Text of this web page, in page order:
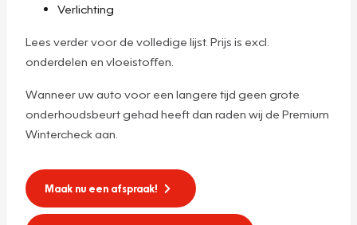
Verlichting
Lees verder voor de volledige lijst. Prijs is excl.
onderdelen en vloeistoffen.
Wanneer uw auto voor een langere tijd geen grote
onderhoudsbeurt gehad heeft dan raden wij de Premium
Wintercheck aan.
Maak nu een afspraak!